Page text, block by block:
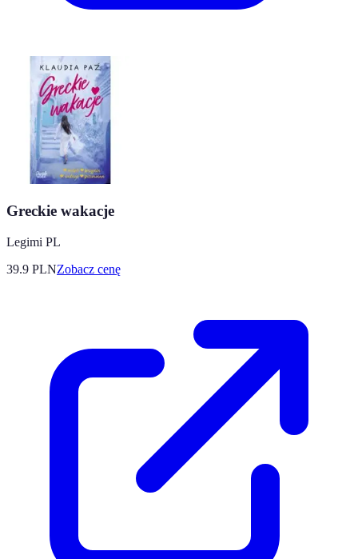
Greckie wakacje
Legimi PL
39.9 PLNZobacz cenę